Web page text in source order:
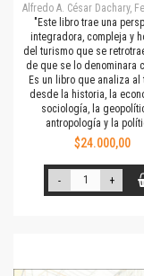
Alfredo A. César Dachary,
"Este libro trae una
integradora, compleja y
del turismo que se
de que se lo denominara
Es un libro que analiza al
desde la historia, la
sociología, la
antropología y la
$24.000,00
- +